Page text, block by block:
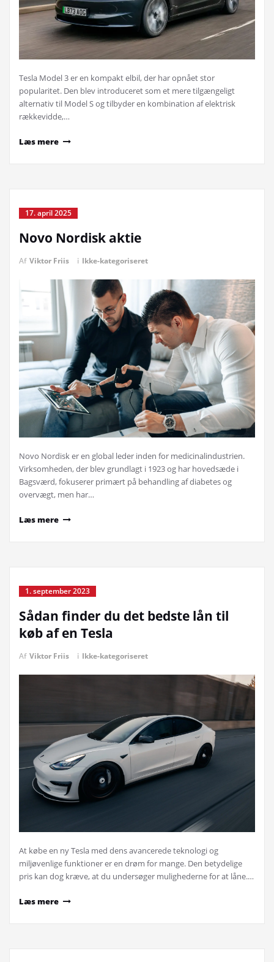
Tesla Model 3 er en kompakt elbil, der har opnået stor
popularitet. Den blev introduceret som et mere tilgængeligt
alternativ til Model S og tilbyder en kombination af elektrisk
rækkevidde,…
Læs mere
17. april 2025
Novo Nordisk aktie
Af Viktor Friis i Ikke-kategoriseret
Novo Nordisk er en global leder inden for medicinalindustrien.
Virksomheden, der blev grundlagt i 1923 og har hovedsæde i
Bagsværd, fokuserer primært på behandling af diabetes og
overvægt, men har…
Læs mere
1. september 2023
Sådan finder du det bedste lån til
køb af en Tesla
Af Viktor Friis i Ikke-kategoriseret
At købe en ny Tesla med dens avancerede teknologi og
miljøvenlige funktioner er en drøm for mange. Den betydelige
pris kan dog kræve, at du undersøger mulighederne for at låne.…
Læs mere